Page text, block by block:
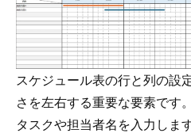
スケジュール表の行と列の設
さを左右する重要な要素です
タスクや担当者名を入力しま